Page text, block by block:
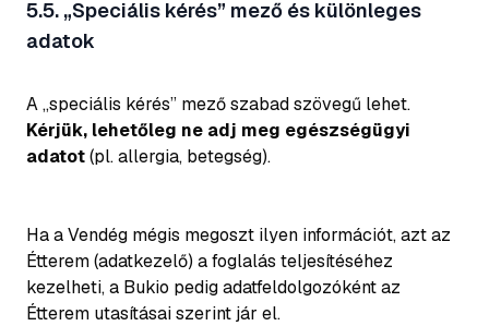
5.5. „Speciális kérés” mező és különleges
adatok
A „speciális kérés” mező szabad szövegű lehet.
Kérjük, lehetőleg ne adj meg egészségügyi
adatot(pl. allergia, betegség).
Ha a Vendég mégis megoszt ilyen információt, azt az
Étterem (adatkezelő) a foglalás teljesítéséhez
kezelheti, a Bukio pedig adatfeldolgozóként az
Étterem utasításai szerint jár el.